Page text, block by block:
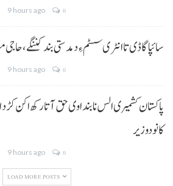
9 hours ago 0
سائپا گاڈی تا انٹری سسٹم ءِ دمدستی بند کننگے، حاجی
9 hours ago 0
پاکستان کشمیری الس نا بنداوی حق آتا رکھ اکن کڑد
کانودوزیر
9 hours ago 0
LOAD MORE POSTS